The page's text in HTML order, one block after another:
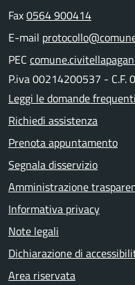
Fax0564 900414
E-mail
PEC
P.iva 00214200537 - C.F.
Leggi le domande frequenti
Richiedi assistenza
Prenota appuntamento
Segnala disservizio
Amministrazione
Informativa privacy
Note legali
Dichiarazione di
Area riservata